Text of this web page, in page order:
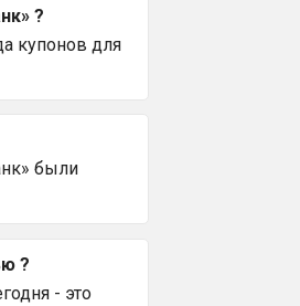
?
купонов для
были
?
- это